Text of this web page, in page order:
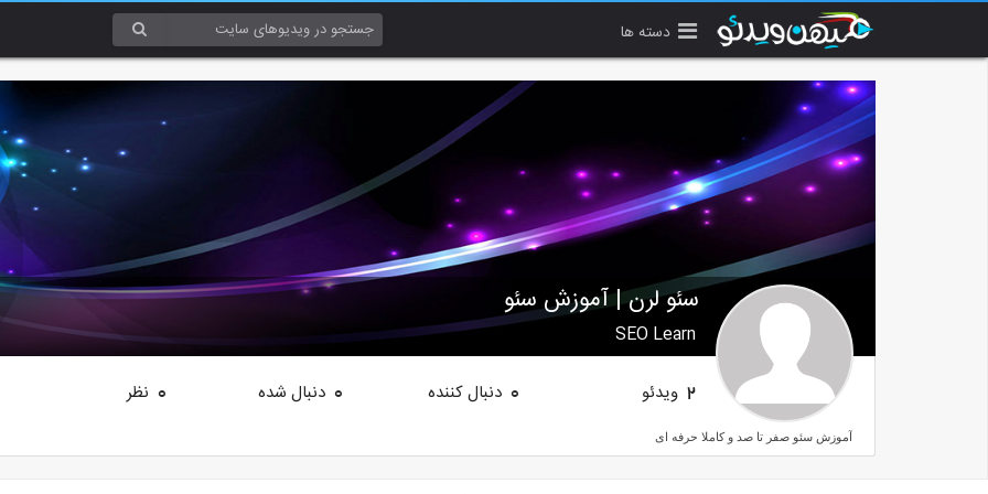
دسته ها
سئو لرن | آموزش سئو
SEO Learn
2 ویدئو 0 دنبال کننده 0 دنبال شده 0 نظر
آموزش سئو صفر تا صد و کاملا حرفه ای